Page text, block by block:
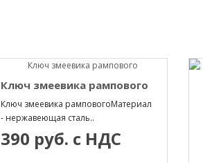
Ключ змеевика рампового
Ключ змеевика рамповогоМатериал
- нержавеющая сталь..
390 руб. с НДС